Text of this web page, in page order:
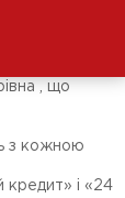
, що
з кожною
кредит» і «24